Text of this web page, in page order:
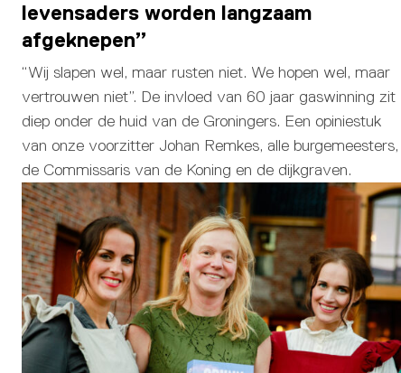
levensaders worden langzaam
afgeknepen”
“Wij slapen wel, maar rusten niet. We hopen wel, maar
vertrouwen niet”. De invloed van 60 jaar gaswinning zit
diep onder de huid van de Groningers. Een opiniestuk
van onze voorzitter Johan Remkes, alle burgemeesters,
de Commissaris van de Koning en de dijkgraven.